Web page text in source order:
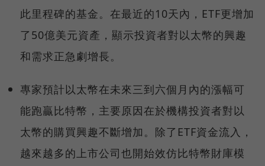
此里程碑的基金。在最近的10天內，ETF更增加
了50億美元資產，顯示投資者對以太幣的興趣
和需求正急劇增長。
專家預計以太幣在未來三到六個月內的漲幅可
能跑贏比特幣，主要原因在於機構投資者對以
太幣的購買興趣不斷增加。除了ETF資金流入，
越來越多的上市公司也開始效仿比特幣財庫模